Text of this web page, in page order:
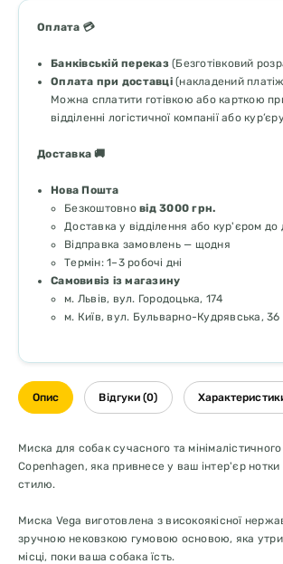
Оплата 💳
Банківській переказ(Безготівковий
Оплата при доставці(накладений
Можна сплатити готівкою або карткою
відділенні логістичної компанії або кур’єру
Доставка 🚚
Нова Пошта
Безкоштовно від 3000 грн.
Доставка у відділення або кур'єром до
Відправка замовлень — щодня
Термін: 1–3 робочі дні
Самовивіз із магазину
м. Львів, вул. Городоцька, 174
м. Київ, вул. Бульварно-Кудрявська, 36
Опис Відгуки (0)
Миска для собак сучасного та мінімалістичного
Copenhagen, яка привнесе у ваш інтер'єр нотки
стилю.
Миска Vega виготовлена з високоякісної
зручною нековзкою гумовою основою, яка
місці, поки ваша собака їсть.